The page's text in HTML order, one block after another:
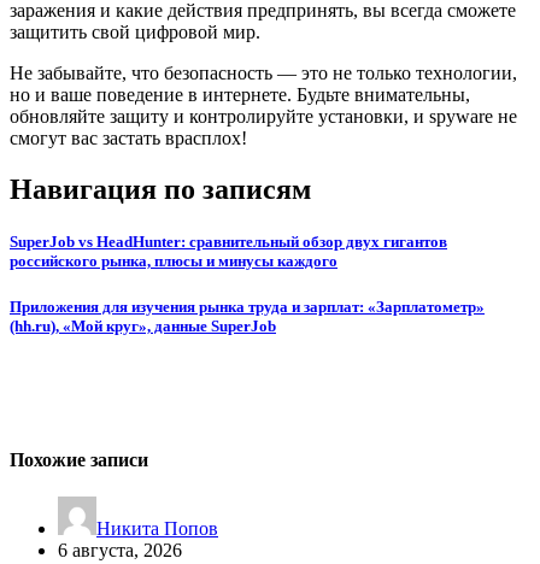
заражения и какие действия предпринять, вы всегда сможете
защитить свой цифровой мир.
Не забывайте, что безопасность — это не только технологии,
но и ваше поведение в интернете. Будьте внимательны,
обновляйте защиту и контролируйте установки, и spyware не
смогут вас застать врасплох!
Навигация по записям
SuperJob vs HeadHunter: сравнительный обзор двух гигантов
российского рынка, плюсы и минусы каждого
Приложения для изучения рынка труда и зарплат: «Зарплатометр»
(hh.ru), «Мой круг», данные SuperJob
Похожие записи
Никита Попов
6 августа, 2026